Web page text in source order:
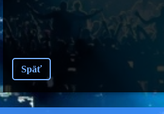
Späť